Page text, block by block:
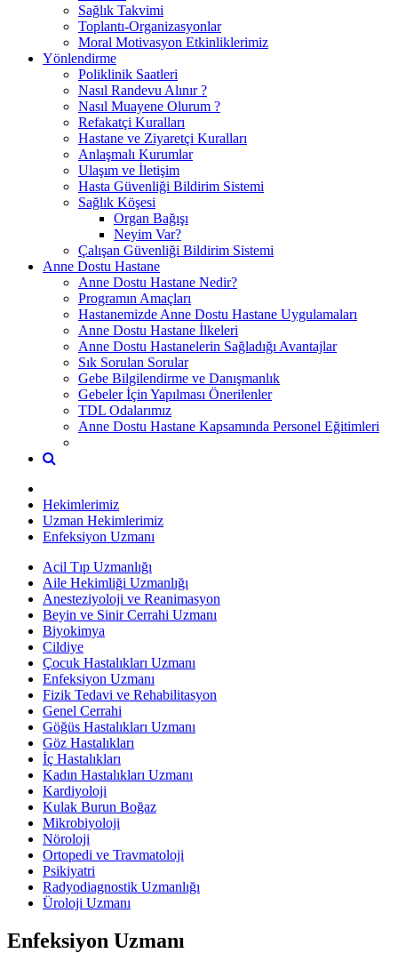
Sağlık Takvimi
Toplantı-Organizasyonlar
Moral Motivasyon Etkinliklerimiz
Yönlendirme
Poliklinik Saatleri
Nasıl Randevu Alınır ?
Nasıl Muayene Olurum ?
Refakatçi Kuralları
Hastane ve Ziyaretçi Kuralları
Anlaşmalı Kurumlar
Ulaşım ve İletişim
Hasta Güvenliği Bildirim Sistemi
Sağlık Köşesi
Organ Bağışı
Neyim Var?
Çalışan Güvenliği Bildirim Sistemi
Anne Dostu Hastane
Anne Dostu Hastane Nedir?
Programın Amaçları
Hastanemizde Anne Dostu Hastane Uygulamaları
Anne Dostu Hastane İlkeleri
Anne Dostu Hastanelerin Sağladığı Avantajlar
Sık Sorulan Sorular
Gebe Bilgilendirme ve Danışmanlık
Gebeler İçin Yapılması Önerilenler
TDL Odalarımız
Anne Dostu Hastane Kapsamında Personel Eğitimleri
Hekimlerimiz
Uzman Hekimlerimiz
Enfeksiyon Uzmanı
Acil Tıp Uzmanlığı
Aile Hekimliği Uzmanlığı
Anesteziyoloji ve Reanimasyon
Beyin ve Sinir Cerrahi Uzmanı
Biyokimya
Cildiye
Çocuk Hastalıkları Uzmanı
Enfeksiyon Uzmanı
Fizik Tedavi ve Rehabilitasyon
Genel Cerrahi
Göğüs Hastalıkları Uzmanı
Göz Hastalıkları
İç Hastalıkları
Kadın Hastalıkları Uzmanı
Kardiyoloji
Kulak Burun Boğaz
Mikrobiyoloji
Nöroloji
Ortopedi ve Travmatoloji
Psikiyatri
Radyodiagnostik Uzmanlığı
Üroloji Uzmanı
Enfeksiyon Uzmanı